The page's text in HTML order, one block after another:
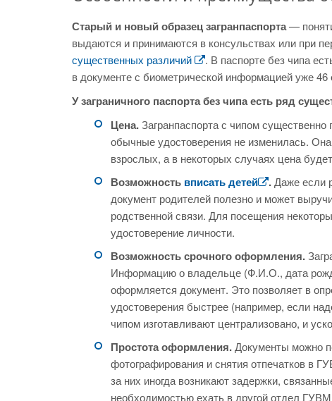
Старый и новый образец загранпаспорта—
выдаются и принимаются в консульствах или при
существенных различий
. В паспорте без чипа
в документе с биометрической информацией уже 46
У заграничного паспорта без чипа есть ряд
Цена.Загранпаспорта с чипом
обычные удостоверения не изменилась.
взрослых, а в некоторых случаях цена
Возможность вписать детей .Даже если
документ родителей полезно и может
родственной связи. Для посещения
удостоверение личности.
Возможность срочного оформления.
Информацию о владельце (Ф.И.О., дата
оформляется документ. Это позволяет в
удостоверения быстрее (например, если
чипом изготавливают централизовано, и
Простота оформления.Документы можно
фотографирования и снятия отпечатков в
за них иногда возникают задержки,
необходимостью ехать в другой отдел